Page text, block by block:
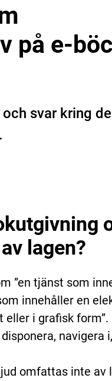
på e-
svar kring
lagen?
”en tjänst som
innehåller en
i grafisk form”.
navigera
omfattas inte av